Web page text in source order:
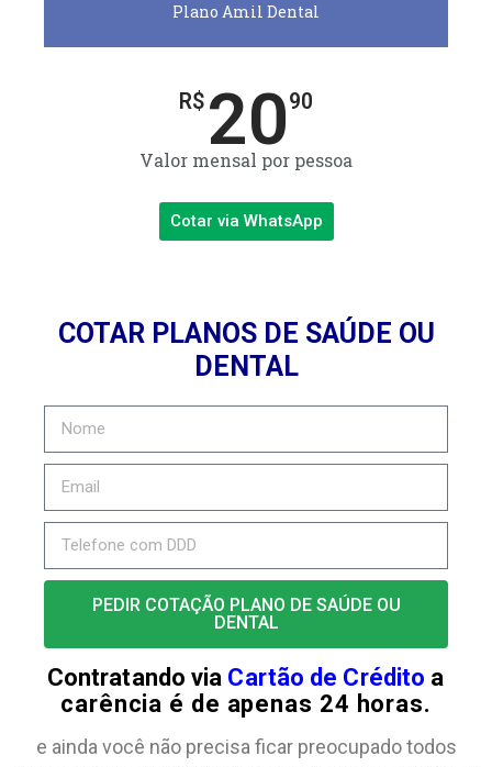
Plano Amil Dental
R$ 2090
Valor mensal por pessoa
Cotar via WhatsApp
COTAR PLANOS DE SAÚDE OU
DENTAL
PEDIR COTAÇÃO PLANO DE SAÚDE OU
DENTAL
Contratando via Cartão de Crédito a
carência é de apenas 24 horas.
e ainda você não precisa ficar preocupado todos